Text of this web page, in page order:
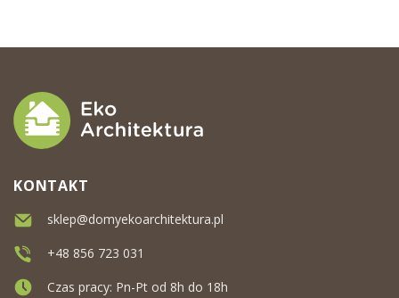
KONTAKT
sklep@domyekoarchitektura.pl
+48 856 723 031
Czas pracy: Pn-Pt od 8h do 18h